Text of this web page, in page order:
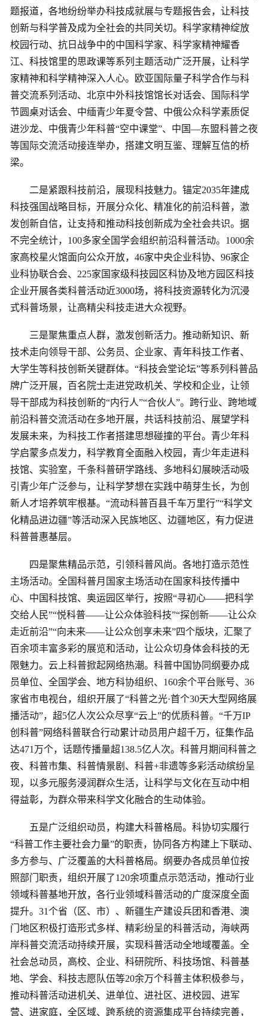
题报道，各地纷纷举办科技成就展与专题报告会，让科技
创新与科学普及成为全社会的共同关切。科学家精神绽放
校园行动、抗日战争中的中国科学家、科学家精神耀香
江、科技馆里的思政课等系列主题活动广泛开展，让科学
家精神和科学精神深入人心。欧亚国际量子科学合作与科
普交流系列活动、北京中外科技馆馆长对话会、国际科学
节圆桌对话会、中缅青少年夏令营、中俄公众科学素质促
进沙龙、中俄青少年科普“空中课堂”、中国—东盟科普之夜
等国际交流活动接连举办，搭建文明互鉴、理解互信的桥
梁。
二是紧跟科技前沿，展现科技魅力。锚定2035年建成
科技强国战略目标，开展分众化、精准化的前沿科普，激
发创新自信，让支持和推动科技创新成为全社会共识。据
不完全统计，100多家全国学会组织前沿科普活动。1000余
家高校星火馆面向公众开放，46家中央企业科协、96家企
业科协联合会、225家国家级科技园区科协及地方园区科技
企业开展各类科普活动近3000场，将科技资源转化为沉浸
式科普场景，让高精尖科技走进大众视野。
三是聚焦重点人群，激发创新活力。推动新知识、新
技术走向领导干部、公务员、企业家、青年科技工作者、
大学生等科技创新关键群体。“科技会堂论坛”等系列科普品
牌广泛开展，百名院士走进党政机关、学校和企业，让领
导干部成为科技创新的“内行人”“合伙人”。跨行业、跨地域
前沿科普交流活动在多地开展，共话科技前沿、展望学科
发展未来，为科技工作者搭建思想碰撞的平台。青少年科
学启蒙多点发力，科学教育全面融入校园，青少年走进科
技馆、实验室，千条科普研学路线、多地科幻展映活动吸
引青少年广泛参与，让科学梦想在实践中萌芽生长，为创
新人才培养筑牢根基。“流动科普百县千车万里行”“科学文
化精品进边疆”等活动深入民族地区、边疆地区，有力促进
科普普惠基层。
四是聚焦精品示范，引领科普风尚。各地打造示范性
主场活动。全国科普月国家主场活动在国家科技传播中
心、中国科技馆、奥运园区举行，按照“寻初心——把科学
交给人民”“悦科普——让公众体验科技”“探创新——让公众
走近前沿”“向未来——让公众创享未来”四个版块，汇聚了
百余项丰富多彩的展览和活动，让公众切身体会科技的无
限魅力。云上科普掀起网络热潮。科普中国协同纲要办成
员单位、全国学会、地方科协组织、160余个平台账号、36
家省市电视台，组织开展了“科普之光·首个30天大型网络展
播活动”，超5亿人次公众尽享“云上”的优质科普。“千万IP
创科普”网络科普联合行动累计动员用户超千万，征集作品
达471万个，话题传播量超138.5亿人次。科普月期间科普之
夜、科普市集、科普情景剧、科普+非遗等多彩活动缤纷呈
现，以多元服务浸润群众生活，让科学与文化在互动中相
得益彰，为群众带来科学文化融合的生动体验。
五是广泛组织动员，构建大科普格局。科协切实履行
“科普工作主要社会力量”的职责，协同各方构建上下联动、
多方参与、广泛覆盖的大科普格局。纲要办各成员单位按
照部门职责，组织开展了120余项重点示范活动，推动行业
领域科普基地开放，各行业领域科普活动的广度深度全面
提升。31个省（区、市）、新疆生产建设兵团和香港、澳
门地区积极打造形式多样、精彩纷呈的科普活动，海峡两
岸科普交流活动持续开展，实现科普活动全地域覆盖。全
社会总动员，高校、企业、科研院所、科技场馆、科普基
地、学会、科技志愿队伍等20余万个科普主体积极参与，
推动科普活动进机关、进单位、进社区、进校园、进军
营、进家庭，全区域、跨系统的资源集成平台持续完善，